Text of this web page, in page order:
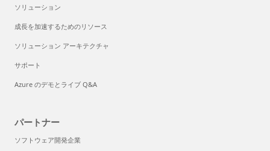
ソリューション
成長を加速するためのリソース
ソリューション アーキテクチャ
サポート
Azure のデモとライブ Q&A
パートナー
ソフトウェア開発企業